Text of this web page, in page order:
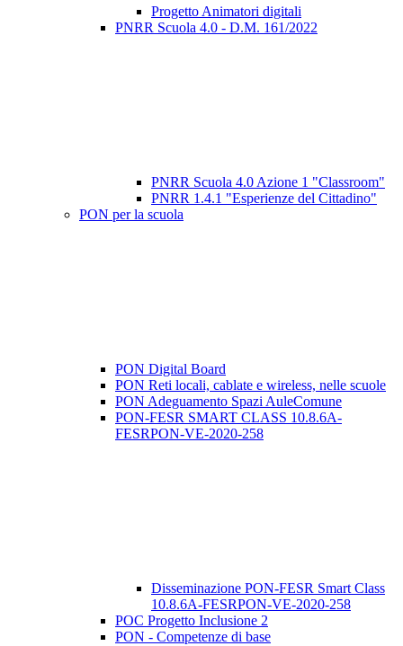
Progetto Animatori digitali
PNRR Scuola 4.0 - D.M. 161/2022
PNRR Scuola 4.0 Azione 1 "Classroom"
PNRR 1.4.1 "Esperienze del Cittadino"
PON per la scuola
PON Digital Board
PON Reti locali, cablate e wireless, nelle scuole
PON Adeguamento Spazi AuleComune
PON-FESR SMART CLASS 10.8.6A-
FESRPON-VE-2020-258
Disseminazione PON-FESR Smart Class
10.8.6A-FESRPON-VE-2020-258
POC Progetto Inclusione 2
PON - Competenze di base